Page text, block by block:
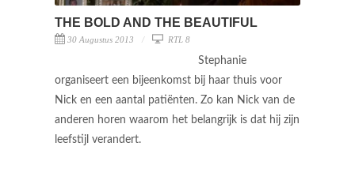
THE BOLD AND THE BEAUTIFUL
30 Augustus 2013 RTL 8
Stephanie
organiseert een bijeenkomst bij haar thuis voor
Nick en een aantal patiënten. Zo kan Nick van de
anderen horen waarom het belangrijk is dat hij zijn
leefstijl verandert.